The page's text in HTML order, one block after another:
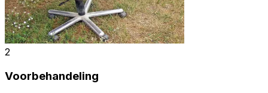
2
Voorbehandeling